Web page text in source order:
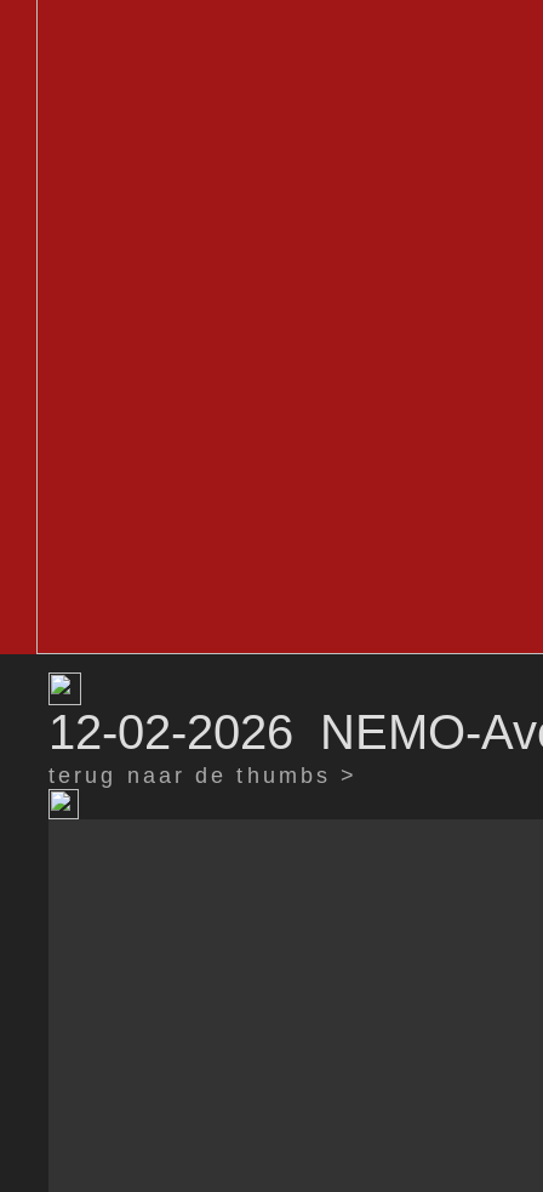
12-02-2026 NEMO-
terug naar de thumbs >